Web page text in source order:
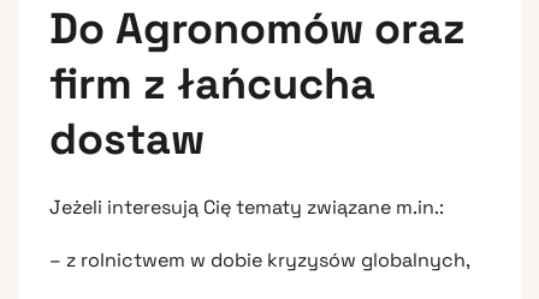
Do Agronomów oraz
firm z łańcucha
dostaw
Jeżeli interesują Cię tematy związane m.in.:
– z rolnictwem w dobie kryzysów globalnych,